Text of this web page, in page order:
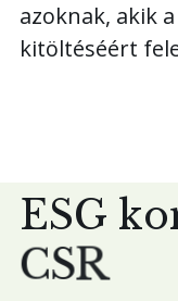
azoknak, akik
kitöltéséért
ESG ko
CSR